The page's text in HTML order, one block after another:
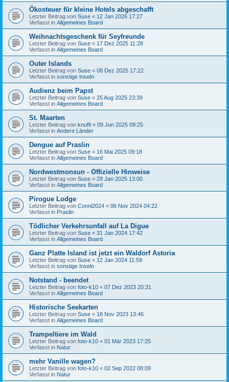
Ökosteuer für kleine Hotels abgeschafft
Letzter Beitrag von Suse « 12 Jan 2026 17:27
Verfasst in Allgemeines Board
Weihnachtsgeschenk für Seyfreunde
Letzter Beitrag von Suse « 17 Dez 2025 11:28
Verfasst in Allgemeines Board
Outer Islands
Letzter Beitrag von Suse « 08 Dez 2025 17:22
Verfasst in sonstige Inseln
Audienz beim Papst
Letzter Beitrag von Suse « 25 Aug 2025 23:39
Verfasst in Allgemeines Board
St. Maarten
Letzter Beitrag von knuffi « 09 Jun 2025 09:25
Verfasst in Andere Länder
Dengue auf Praslin
Letzter Beitrag von Suse « 16 Mai 2025 09:18
Verfasst in Allgemeines Board
Nordwestmonsun - Offizielle Hinweise
Letzter Beitrag von Suse « 28 Jan 2025 13:00
Verfasst in Allgemeines Board
Pirogue Lodge
Letzter Beitrag von Conni2024 « 06 Nov 2024 04:22
Verfasst in Praslin
Tödlicher Verkehrsunfall auf La Digue
Letzter Beitrag von Suse « 31 Jan 2024 17:42
Verfasst in Allgemeines Board
Ganz Platte Island ist jetzt ein Waldorf Astoria
Letzter Beitrag von Suse « 12 Jan 2024 11:59
Verfasst in sonstige Inseln
Notstand - beendet
Letzter Beitrag von foto-k10 « 07 Dez 2023 20:31
Verfasst in Allgemeines Board
Historische Seekarten
Letzter Beitrag von Suse « 18 Nov 2023 13:46
Verfasst in Allgemeines Board
Trampeltiere im Wald
Letzter Beitrag von foto-k10 « 01 Mär 2023 17:25
Verfasst in Natur
mehr Vanille wagen?
Letzter Beitrag von foto-k10 « 02 Sep 2022 08:09
Verfasst in Natur